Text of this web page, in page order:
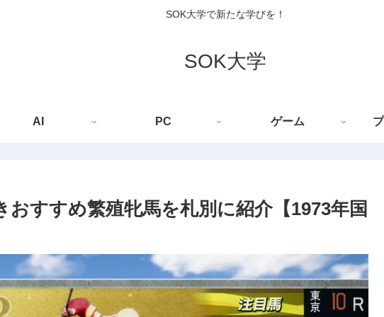
SOK大学で新たな学びを！
SOK大学
AI PC ゲーム
おすすめ繁殖牝馬を札別に紹介【1973年国